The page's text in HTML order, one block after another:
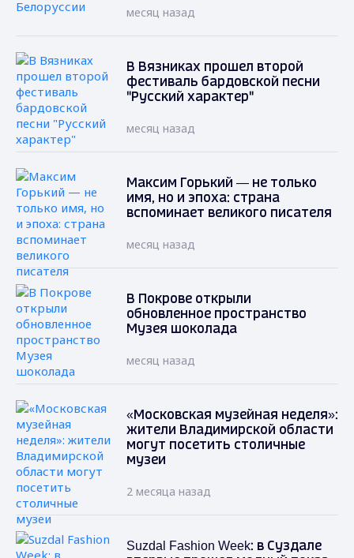
месяц назад
В Вязниках прошел второй
фестиваль бардовской песни
"Русский характер"
месяц назад
Максим Горький — не только
имя, но и эпоха: страна
вспоминает великого писателя
месяц назад
В Покрове открыли
обновленное пространство
Музея шоколада
месяц назад
«Московская музейная неделя»:
жители Владимирской области
могут посетить столичные
музеи
2 месяца назад
Suzdal Fashion Week: в Суздале